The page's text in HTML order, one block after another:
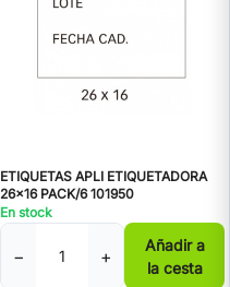
ETIQUETAS APLI ETIQUETADORA
26x16 PACK/6 101950
En stock
− +
Añadir a
la cesta